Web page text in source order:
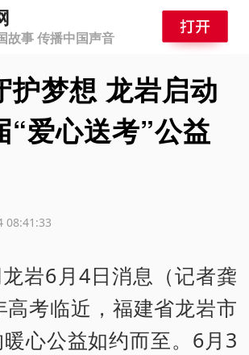
故事 传播中国声音
护梦想 龙岩启动
“爱心送考”公益
08:41:33
岩6月4日消息（记者龚
高考临近，福建省龙岩市
心公益如约而至。6月3